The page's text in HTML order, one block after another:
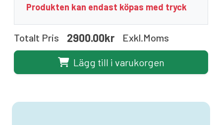
Produkten kan endast köpas med tryck
Totalt Pris 2900.00kr Exkl.moms
Lägg till i varukorgen